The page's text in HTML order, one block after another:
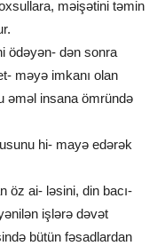
məişətini təmin
ödəyən- dən sonra
məyə imkanı olan
əməl insana ömründə
hi- mayə edərək
ai- ləsini, din bacı-
işlərə dəvət
bütün fəsadlardan